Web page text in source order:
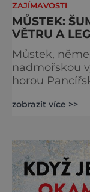
ZAJÍMAVOSTI
MŮSTEK:
VĚTRU A
Můstek,
nadmořskou
horou
Šumavy.
Můstek si
charakter,
šumavských
zobrazit více >>